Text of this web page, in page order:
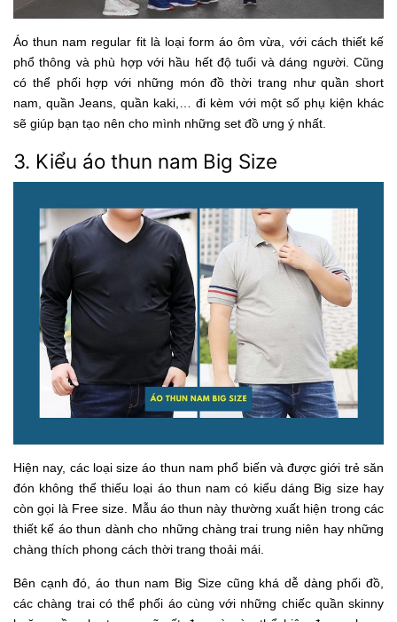
Áo thun nam regular fit là loại form áo ôm vừa, với cách thiết kế
phổ thông và phù hợp với hầu hết độ tuổi và dáng người. Cũng
có thể phối hợp với những món đồ thời trang như quần short
nam, quần Jeans, quần kaki,… đi kèm với một số phụ kiện khác
sẽ giúp bạn tạo nên cho mình những set đồ ưng ý nhất.
3. Kiểu áo thun nam Big Size
Hiện nay, các loại size áo thun nam phổ biến và được giới trẻ săn
đón không thể thiếu loại áo thun nam có kiểu dáng Big size hay
còn gọi là Free size. Mẫu áo thun này thường xuất hiện trong các
thiết kế áo thun dành cho những chàng trai trung niên hay những
chàng thích phong cách thời trang thoải mái.
Bên cạnh đó, áo thun nam Big Size cũng khá dễ dàng phối đồ,
các chàng trai có thể phối áo cùng với những chiếc quần skinny